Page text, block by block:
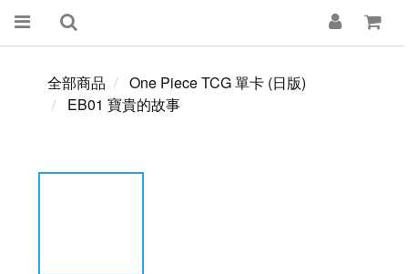
全部商品
One Piece TCG 單卡 (日版)
EB01 寶貴的故事